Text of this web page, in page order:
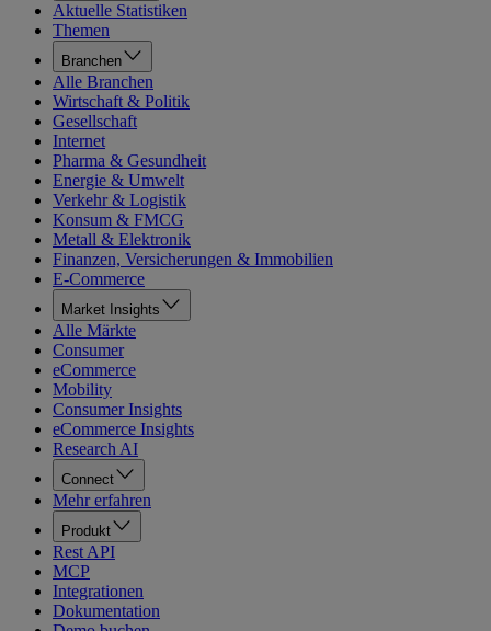
Aktuelle Statistiken
Themen
Branchen
Alle Branchen
Wirtschaft & Politik
Gesellschaft
Internet
Pharma & Gesundheit
Energie & Umwelt
Verkehr & Logistik
Konsum & FMCG
Metall & Elektronik
Finanzen, Versicherungen & Immobilien
E-Commerce
Market Insights
Alle Märkte
Consumer
eCommerce
Mobility
Consumer Insights
eCommerce Insights
Research AI
Connect
Mehr erfahren
Produkt
Rest API
MCP
Integrationen
Dokumentation